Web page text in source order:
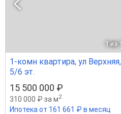
1 из 1
1-комн квартира, ул
5/6 эт.
15 500 000 ₽
310 000 ₽ за м2
Ипотека от 161 661 ₽ в месяц